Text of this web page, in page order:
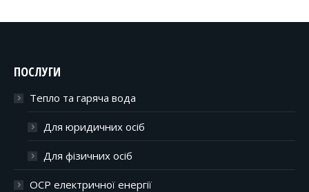
ПОСЛУГИ
Тепло та гаряча вода
Для юридичних осіб
Для фізичних осіб
ОСР електричної енергії